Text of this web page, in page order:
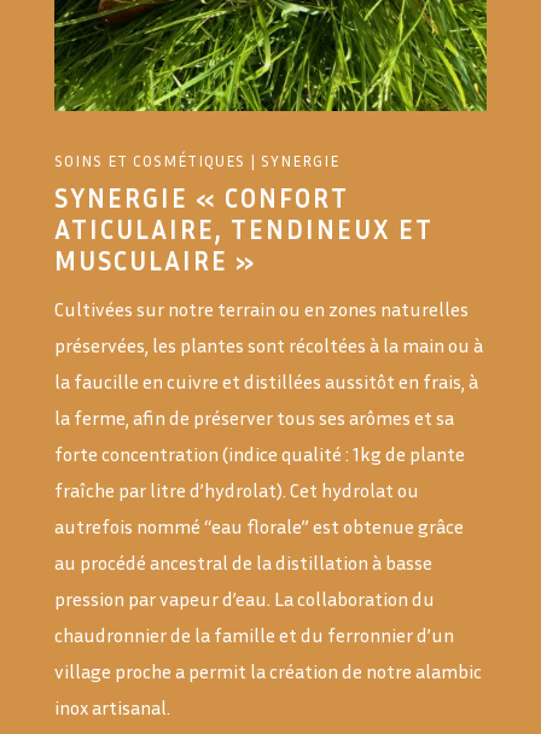
SOINS ET COSMÉTIQUES | SYNERGIE
SYNERGIE « CONFORT
ATICULAIRE, TENDINEUX ET
MUSCULAIRE »
Cultivées sur notre terrain ou en zones naturelles
préservées, les plantes sont récoltées à la main ou à
la faucille en cuivre et distillées aussitôt en frais, à
la ferme, afin de préserver tous ses arômes et sa
forte concentration (indice qualité : 1kg de plante
fraîche par litre d’hydrolat). Cet hydrolat ou
autrefois nommé “eau florale” est obtenue grâce
au procédé ancestral de la distillation à basse
pression par vapeur d’eau. La collaboration du
chaudronnier de la famille et du ferronnier d’un
village proche a permit la création de notre alambic
inox artisanal.